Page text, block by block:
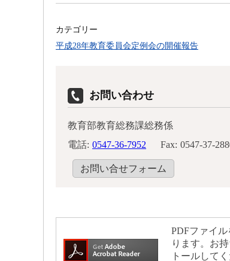
カテゴリー
平成28年教育委員会定例会の開催報告
お問い合わせ
教育部教育総務課総務係
電話: 0547-36-7952 Fax: 0547-37-
お問い合せフォーム
PDFファイ
ります。お
トールしてく